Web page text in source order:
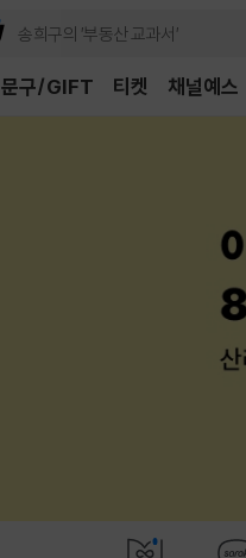
채널예스
문구/GIFT 티켓